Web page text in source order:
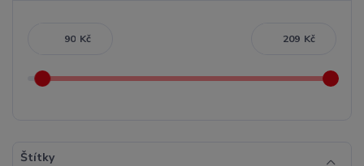
Kč Kč
Štítky